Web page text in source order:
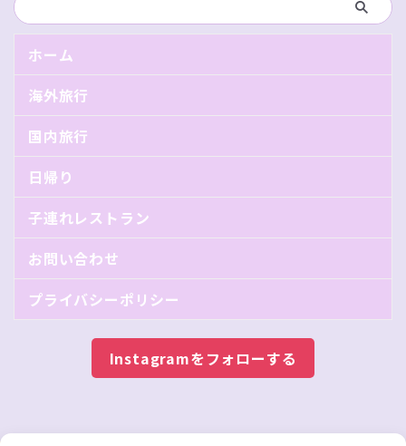
ホーム
海外旅行
国内旅行
日帰り
子連れレストラン
お問い合わせ
プライバシーポリシー
Instagramをフォローする